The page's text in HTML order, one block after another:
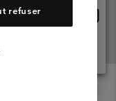
refuser
ligne